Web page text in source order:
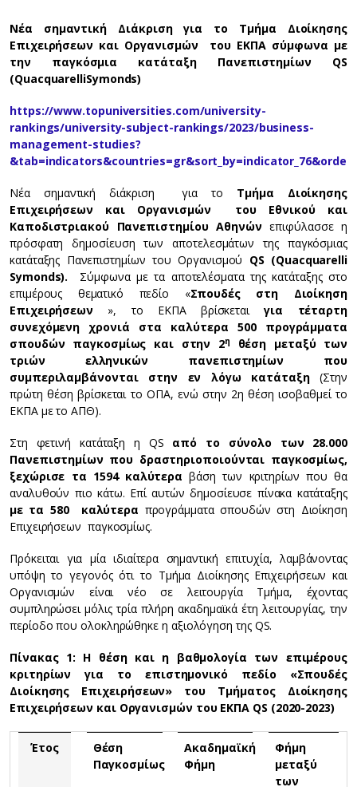
Νέα σημαντική Διάκριση για το Τμήμα Διοίκησης
Επιχειρήσεων και Οργανισμών του ΕΚΠΑ σύμφωνα με
την παγκόσμια κατάταξη Πανεπιστημίων QS
(QuacquarelliSymonds)
https://www.topuniversities.com/university-
rankings/university-subject-rankings/2023/business-
management-studies?
Νέα σημαντική διάκριση για το Τμήμα Διοίκησης
Επιχειρήσεων και Οργανισμών του Εθνικού και
Καποδιστριακού Πανεπιστημίου Αθηνώνεπιφύλασσε η
πρόσφατη δημοσίευση των αποτελεσμάτων της παγκόσμιας
κατάταξης Πανεπιστημίων του Οργανισμού QS (Quacquarelli
Symonds). Σύμφωνα με τα αποτελέσματα της κατάταξης στο
επιμέρους θεματικό πεδίο «Σπουδές στη Διοίκηση
Επιχειρήσεων », το ΕΚΠΑ βρίσκεταιγια τέταρτη
συνεχόμενη χρονιά στα καλύτερα 500 προγράμματα
σπουδών παγκοσμίως και στην 2η
θέση μεταξύ των
τριών ελληνικών πανεπιστημίων που
συμπεριλαμβάνονται στην εν λόγω κατάταξη(Στην
πρώτη θέση βρίσκεται το ΟΠΑ, ενώ στην 2η θέση ισοβαθμεί το
ΕΚΠΑ με το ΑΠΘ).
Στη φετινή κατάταξη η QS από το σύνολο των 28.000
Πανεπιστημίων που δραστηριοποιούνται παγκοσμίως,
ξεχώρισε τα 1594 καλύτερα βάση των κριτηρίων που θα
αναλυθούν πιο κάτω. Επί αυτών δημοσίευσε πίνακα κατάταξης
με τα 580 καλύτερα προγράμματα σπουδών στη Διοίκηση
Επιχειρήσεων παγκοσμίως.
Πρόκειται για μία ιδιαίτερα σημαντική επιτυχία, λαμβάνοντας
υπόψη το γεγονός ότι το Τμήμα Διοίκησης Επιχειρήσεων και
Οργανισμών είναι νέο σε λειτουργία Τμήμα, έχοντας
συμπληρώσει μόλις τρία πλήρη ακαδημαϊκά έτη λειτουργίας, την
περίοδο που ολοκληρώθηκε η αξιολόγηση της QS.
Πίνακας 1: Η θέση και η βαθμολογία των επιμέρους
κριτηρίων για το επιστημονικό πεδίο «Σπουδές
Διοίκησης Επιχειρήσεων» του Τμήματος Διοίκησης
Επιχειρήσεων και Οργανισμών του ΕΚΠΑ QS (2020-2023)
Έτος
Θέση
Παγκοσμίως
Ακαδημαϊκή
Φήμη
Φήμη
μεταξύ
των